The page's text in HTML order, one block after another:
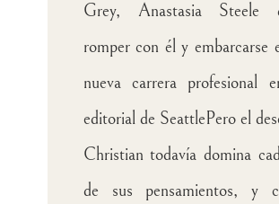
Grey, Anastasia Steele
romper con él y embarcarse
nueva carrera profesional
editorial de SeattlePero el
Christian todavía domina
de sus pensamientos, y